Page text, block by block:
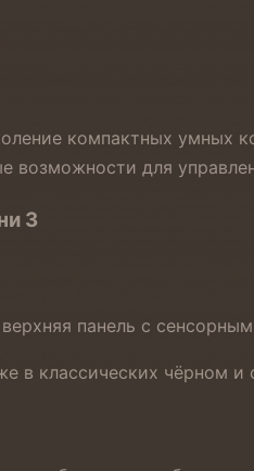
компактных умных
возможности для
3
панель с
в классических чёрном и